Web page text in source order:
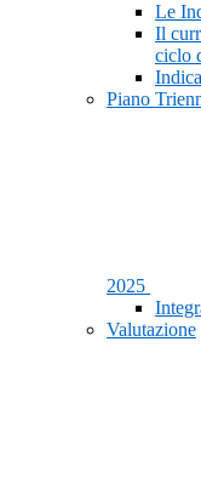
Le
Il
ciclo
Piano
2025
Valutazione